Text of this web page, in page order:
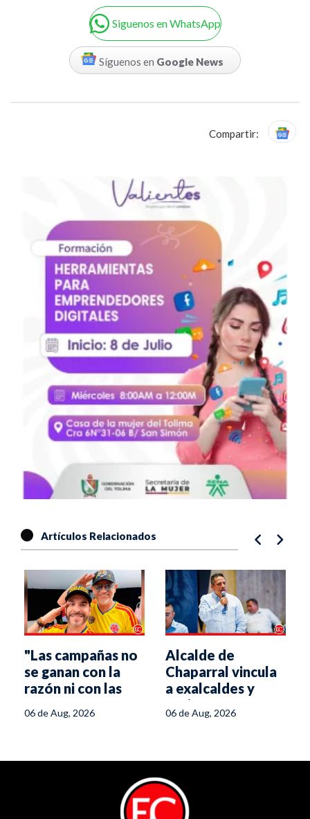
Siguenos en WhatsApp
Síguenos en Google News
Compartir:
Artículos Relacionados
"Las campañas no
se ganan con la
razón ni con las
estratega de De la
06 de Aug, 2026
Alcalde de
Chaparral vincula
a exalcaldes y
aspirantes
políticos con
06 de Aug, 2026